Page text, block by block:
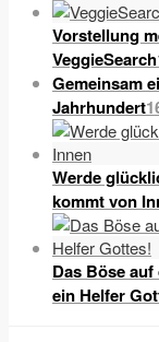
Vorstellung
VeggieSearch
Gemeinsam
Jahrhundert
Werde
kommt von
Das Böse
ein Helfer